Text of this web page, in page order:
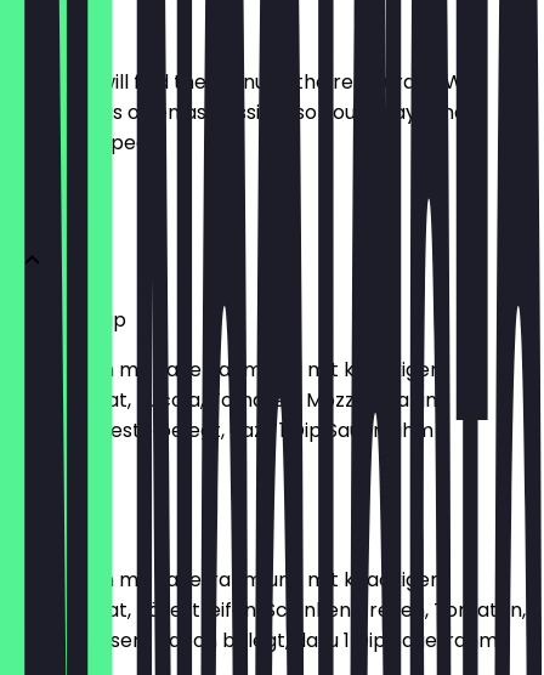
Menu
Here you will find the menu of the restaurant. We
update it as often as possible so you always know
what to expect.
Italian Wrap
bestrichen mit Sauerrahm und mit knackigem
Eisbergsalat, Rucola, Tomaten, Mozzarella und
Basilikumpesto belegt, dazu 1 Dip Sauerrahm
€7.45
Club Wrap
bestrichen mit Sauerrahm und mit knackigem
Eisbergsalat, Käsestreifen, Schinkenstreifen, Tomaten,
Ei und krossem Bacon belegt, dazu 1 Dip Sauerrahm